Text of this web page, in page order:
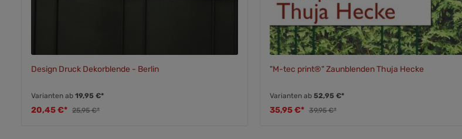
Design Druck Dekorblende - Berlin
Varianten ab19,95 €*
20,45 €* 25,95 €*
"M-tec print®" Zaunblenden Thuja Hecke
Varianten ab52,95 €*
35,95 €* 39,95 €*